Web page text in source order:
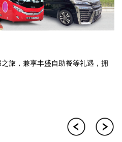
旅，兼享丰盛自助餐等礼遇，拥